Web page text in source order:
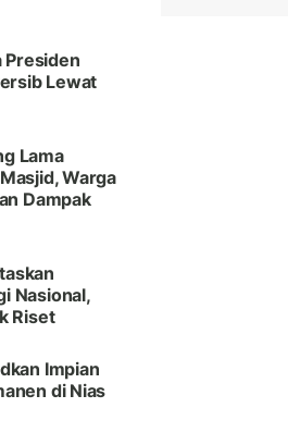
Presiden
Lewat
Lama
Warga
Dampak
Nasional,
Riset
Impian
di Nias